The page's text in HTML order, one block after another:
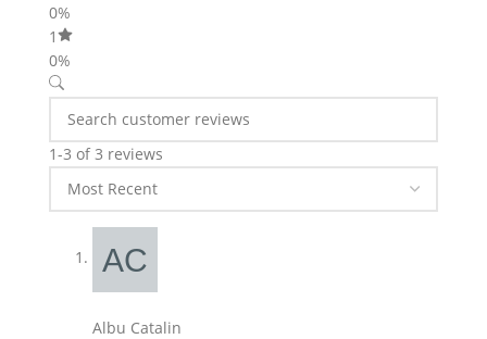
0%
1
0%
1-3 of 3 reviews
Albu Catalin